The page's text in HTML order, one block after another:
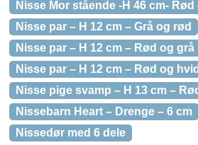
Nisse Mor stående -H 46 cm- Rød
Nisse par – H 12 cm – Grå og rød
Nisse par – H 12 cm – Rød og
Nisse par – H 12 cm – Rød og hvid
Nisse pige svamp – H 13 cm –
Nissebarn Heart – Drenge – 6 cm
Nissedør med 6 dele